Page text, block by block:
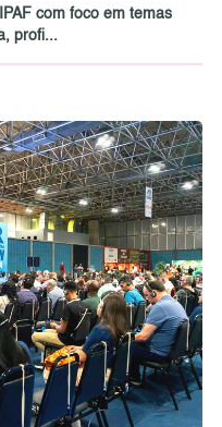
com foco em temas
profi...